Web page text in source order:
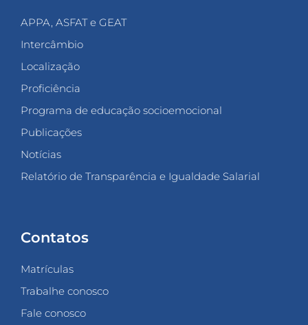
APPA, ASFAT e GEAT
Intercâmbio
Localização
Proficiência
Programa de educação socioemocional
Publicações
Notícias
Relatório de Transparência e Igualdade Salarial
Contatos
Matrículas
Trabalhe conosco
Fale conosco